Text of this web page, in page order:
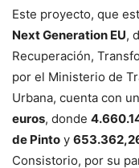
Este proyecto, que
Next Generation EU,
Recuperación,
por el Ministerio de
Urbana, cuenta con
euros, donde
de Pinto y
Consistorio, por su